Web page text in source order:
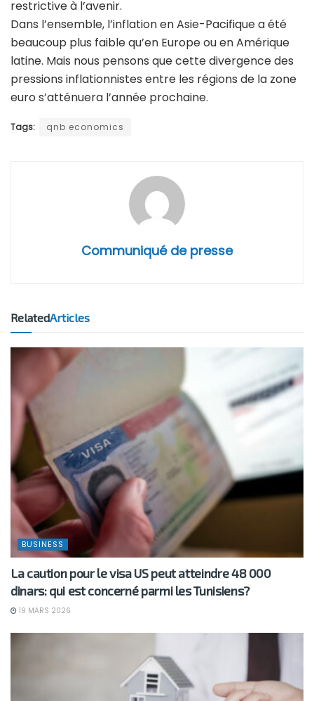
restrictive à l’avenir.
Dans l’ensemble, l’inflation en Asie-Pacifique a été
beaucoup plus faible qu’en Europe ou en Amérique
latine. Mais nous pensons que cette divergence des
pressions inflationnistes entre les régions de la zone
euro s’atténuera l’année prochaine.
Tags: qnb economics
Communiqué de presse
RelatedArticles
BUSINESS
La caution pour le visa US peut atteindre 48 000
dinars: qui est concerné parmi les Tunisiens?
19 MARS 2026